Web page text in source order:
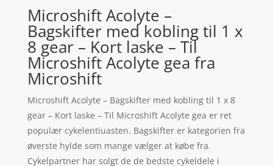
Microshift Acolyte –
Bagskifter med kobling til 1 x
8 gear – Kort laske – Til
Microshift Acolyte gea fra
Microshift
Microshift Acolyte – Bagskifter med kobling til 1 x 8
gear – Kort laske – Til Microshift Acolyte gea er ret
populær cykelentiuasten. Bagskifter er kategorien fra
øverste hylde som mange vælger at købe fra.
Cykelpartner har solgt de de bedste cykeldele i